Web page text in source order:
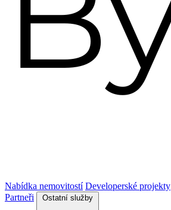
Nabídka nemovitostí Developerské projekty
Partneři
Ostatní služby